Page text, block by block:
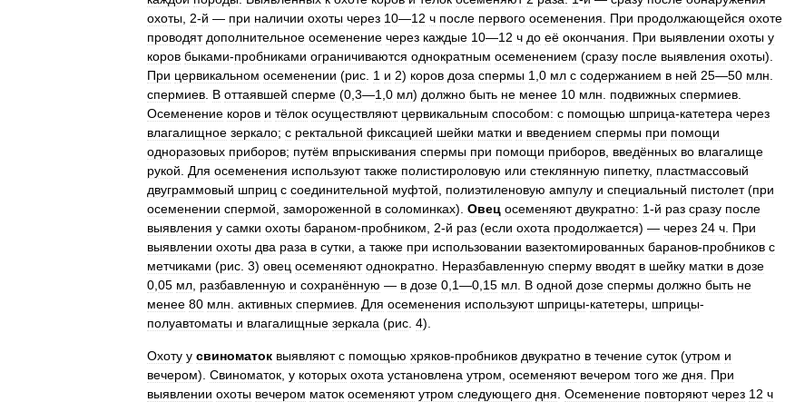
охоты 2-й — при наличии охоты через 10—12 ч после первого осеменения При продолжающейся охоте
проводят дополнительное осеменение через каждые 10—12 ч до её окончания При выявлении охоты у
коров быками-пробниками ограничиваются однократным осеменением (сразу после выявления охоты).
При цервикальном осеменении (рис 1 и 2) коров доза спермы 1 0 мл с содержанием в ней 25—50 млн
спермиев В оттаявшей сперме (0 3—1 0 мл) должно быть не менее 10 млн подвижных спермиев
Осеменение коров и тёлок осуществляют цервикальным способом: с помощью шприца-катетера через
влагалищное зеркало; с ректальной фиксацией шейки матки и введением спермы при помощи
одноразовых приборов; путём впрыскивания спермы при помощи приборов введённых во влагалище
рукой
Для осеменения используют также полистироловую или стеклянную пипетку, пластмассовый
двуграммовый шприц с соединительной муфтой полиэтиленовую ампулу и специальный пистолет(при
осеменении спермой замороженной в соломинках). Овец осеменяют двукратно: 1-й раз сразу после
выявления у самки охоты бараном-пробником 2-й раз (если охота продолжается) — через 24 ч При
выявлении охоты два раза в сутки а также при использовании вазектомированных баранов-пробников с
метчиками (рис 3) овец осеменяют однократно Неразбавленную сперму вводят в шейку матки в дозе
0 05 мл разбавленную и сохранённую — в дозе 0 1—0 15 мл В одной дозе спермы должно быть не
менее 80 млн активных спермиев Для осеменения используют шприцы-катетеры шприцы-
полуавтоматы и влагалищные зеркала (рис 4).
Охоту у свиноматок выявляют с помощью хряков-пробников двукратно в течение суток (утром и
вечером). Свиноматок у которых охота установлена утром осеменяют вечером того же дня
При
выявлении охоты вечером маток осеменяют утром следующего дня Осеменение повторяют через 12 ч